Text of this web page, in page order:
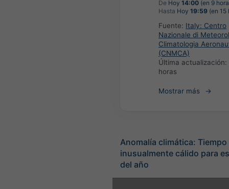
De Hoy 14:00 (en 9
Hasta Hoy 19:59 (en 15
Fuente: Italy: Centro
Nazionale di
Climatologia
(CNMCA)
Última actualización:
horas
Mostrar más
Anomalía climática: Tiempo
inusualmente cálido para
del año